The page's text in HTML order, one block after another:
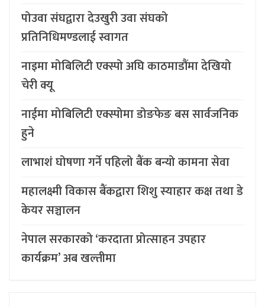
पोउवा संघद्वारा देउखुरी उवा संघको
प्रतिनिधिमण्डलाई स्वागत
नाइमा मोबिलिटी एक्स्पो अघि काठमाडौंमा देखियो
चेरी क्यू
नाईमा मोबिलिटी एक्स्पोमा डोङफेङ बस सार्वजनिक
हुने
लाभाशं घोषणा गर्ने पहिलो बैंक बन्यो कामना सेवा
महालक्ष्मी विकास बैंकद्वारा शिशु स्याहार कक्ष तथा डे
केयर सञ्चालन
नेपाल सरकारको ‘करदाता प्रोत्साहन उपहार
कार्यक्रम’ अब खल्तीमा